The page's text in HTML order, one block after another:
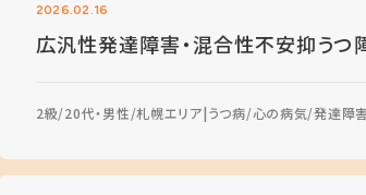
2026.02.16
広汎性発達障害・混合性不安抑う
2級 20代・男性 札幌エリア うつ病 心の病気 発達障